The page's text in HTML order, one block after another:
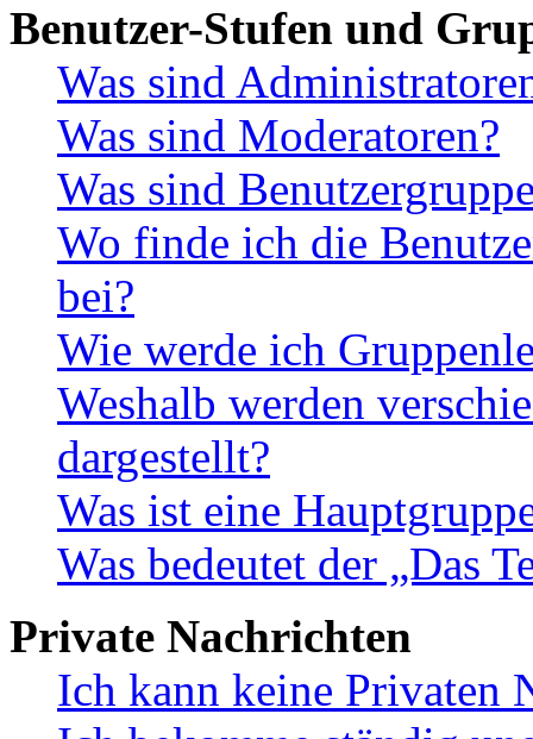
Benutzer-Stufen und
Was sind
Was sind Moderatoren?
Was sind
Wo finde ich die
bei?
Wie werde ich
Weshalb werden
dargestellt?
Was ist eine
Was bedeutet der „Das
Private Nachrichten
Ich kann keine Privaten